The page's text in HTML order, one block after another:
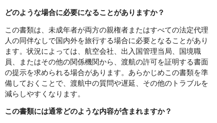
どのような場合に必要になることがありますか？
この書類は、未成年者が両方の親権者またはすべての法定代理
人の同伴なしで国内外を旅行する場合に必要となることがあり
ます。状況によっては、航空会社、出入国管理当局、国境職
員、またはその他の関係機関から、渡航の許可を証明する書面
の提示を求められる場合があります。あらかじめこの書類を準
備しておくことで、渡航中の質問や遅延、その他のトラブルを
減らしやすくなります。
この書類には通常どのような内容が含まれますか？